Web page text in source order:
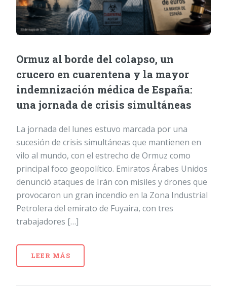
Ormuz al borde del colapso, un
crucero en cuarentena y la mayor
indemnización médica de España:
una jornada de crisis simultáneas
La jornada del lunes estuvo marcada por una
sucesión de crisis simultáneas que mantienen en
vilo al mundo, con el estrecho de Ormuz como
principal foco geopolítico. Emiratos Árabes Unidos
denunció ataques de Irán con misiles y drones que
provocaron un gran incendio en la Zona Industrial
Petrolera del emirato de Fuyaira, con tres
trabajadores […]
LEER MÁS